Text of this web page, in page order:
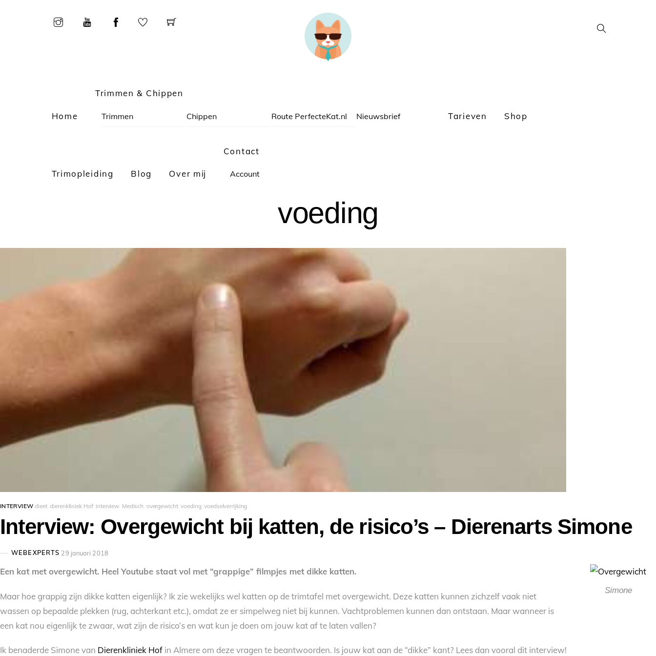
Home
Trimmen & Chippen
Trimmen Chippen Route PerfecteKat.nl Nieuwsbrief Tarieven Shop
Trimopleiding Blog Over mij
Contact
Account
voeding
INTERVIEW dieet, dierenkliniek Hof, interview Medisch overgewicht, voeding voedselverrijking
Interview: Overgewicht bij katten, de risico’s – Dierenarts Simone
WEBEXPERTS 29 januari 2018
Simone
Een kat met overgewicht. Heel Youtube staat vol met “grappige” filmpjes met dikke katten.
Maar hoe grappig zijn dikke katten eigenlijk? Ik zie wekelijks wel katten op de trimtafel met overgewicht. Deze katten kunnen zichzelf vaak niet
wassen op bepaalde plekken (rug, achterkant etc.), omdat ze er simpelweg niet bij kunnen. Vachtproblemen kunnen dan ontstaan. Maar wanneer is
een kat nou eigenlijk te zwaar, wat zijn de risico’s en wat kun je doen om jouw kat af te laten vallen?
Ik benaderde Simone van Dierenkliniek Hof in Almere om deze vragen te beantwoorden. Is jouw kat aan de “dikke” kant? Lees dan vooral dit interview!